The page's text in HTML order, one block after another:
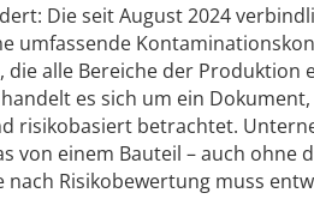
Die seit August 2024
umfassende
die alle Bereiche der Produktion
es sich um ein
risikobasiert betrachtet.
von einem Bauteil – auch ohne
nach Risikobewertung muss